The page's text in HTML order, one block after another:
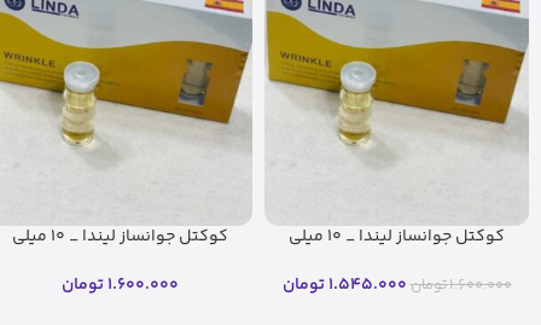
کوکتل جوانساز لیندا _ 10 میلی
1.600.000تومان1.545.000 تومان
کوکتل جوانساز لیندا _ 10 میلی
1.600.000تومان